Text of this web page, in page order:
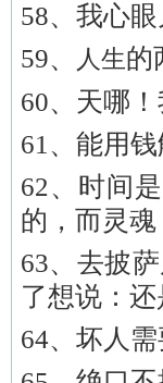
58、我心
59、
人生的
60、天哪！
61、能用
62、时间
的，而灵魂
63、去披
了想说：还
64、坏人